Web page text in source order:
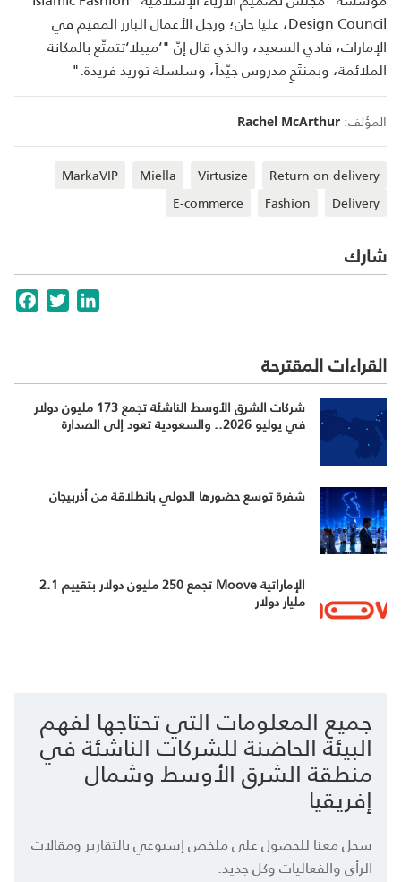
Design Council، عليا خان؛ ورجل الأعمال البارز المقيم في
الإمارات، فادي السعيد، والذي قال إنّ "‘مييلا‘تتمتّع بالمكانة
الملائمة، وبمنتَجٍ مدروس جيّداً، وسلسلة توريد فريدة."
المؤلف: Rachel McArthur
Return on delivery
Virtusize
Miella
MarkaVIP
Delivery
Fashion
E-commerce
شارك
TwitterLinkedIn
القراءات المقترحة
شركات الشرق الأوسط الناشئة تجمع 173 مليون دولار
في يوليو 2026.. والسعودية تعود إلى الصدارة
شفرة توسع حضورها الدولي بانطلاقة من أذربيجان
الإماراتية Moove تجمع 250 مليون دولار بتقييم 2.1
مليار دولار
جميع المعلومات التي تحتاجها لفهم
البيئة الحاضنة للشركات الناشئة في
منطقة الشرق الأوسط وشمال
إفريقيا
سجل معنا للحصول على ملخص إسبوعي بالتقارير ومقالات
الرأي والفعاليات وكل جديد.